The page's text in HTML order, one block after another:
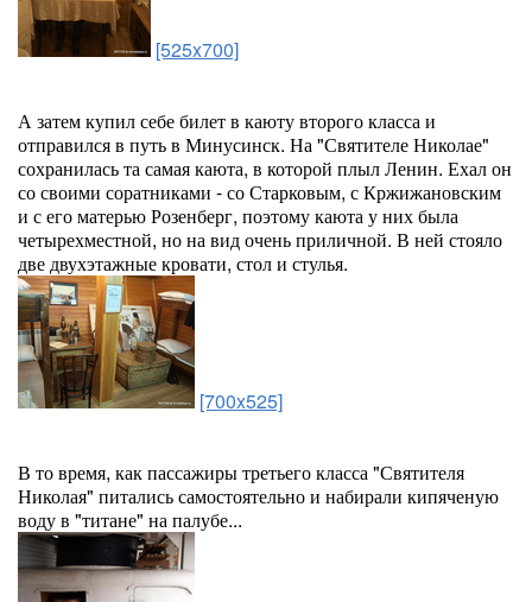
[525x700]
А затем купил себе билет в каюту второго класса и
отправился в путь в Минусинск. На "Святителе Николае"
сохранилась та самая каюта, в которой плыл Ленин. Ехал он
со своими соратниками - со Старковым, с Кржижановским
и с его матерью Розенберг, поэтому каюта у них была
четырехместной, но на вид очень приличной. В ней стояло
две двухэтажные кровати, стол и стулья.
[700x525]
В то время, как пассажиры третьего класса "Святителя
Николая" питались самостоятельно и набирали кипяченую
воду в "титане" на палубе...